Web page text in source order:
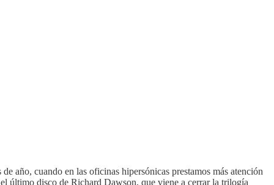
año, cuando en las oficinas hipersónicas prestamos más atención
último disco de Richard Dawson, que viene a cerrar la trilogía